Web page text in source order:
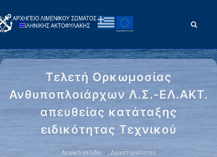
Τελετή Ορκωμοσίας
Ανθυποπλοιάρχων Λ.Σ.-ΕΛ.ΑΚΤ.
απευθείας κατάταξης
ειδικότητας Τεχνικού
Αρχική σελίδα
Δραστηριότητες